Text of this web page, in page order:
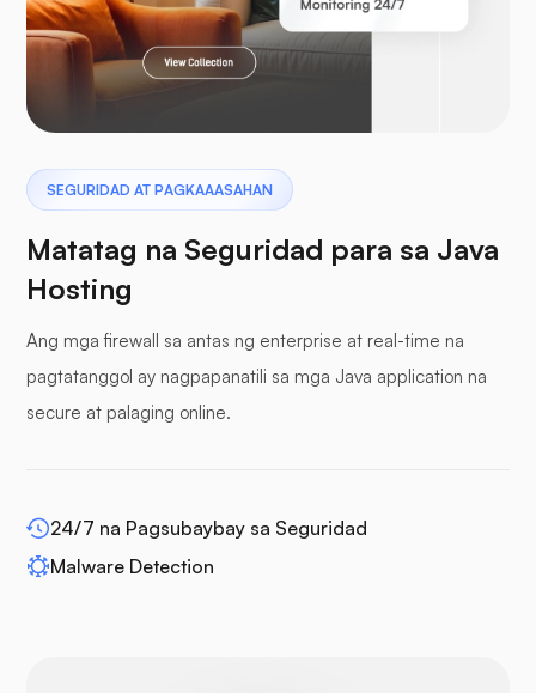
Laravel
Pterodactyl
mga buffer panel
WP-extendify
SEGURIDAD AT PAGKAAASAHAN
Matatag na Seguridad para sa Java
Hosting
Ang mga firewall sa antas ng enterprise at real-time na
pagtatanggol ay nagpapanatili sa mga Java application na
secure at palaging online.
24/7 na Pagsubaybay sa Seguridad
Malware Detection